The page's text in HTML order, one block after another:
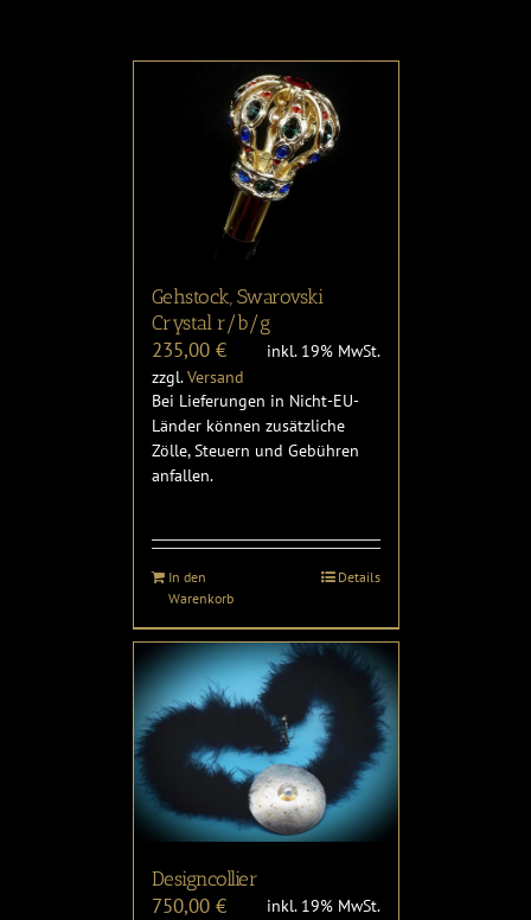
Gehstock, Swarovski
Crystal r/b/g
235,00 €
inkl. 19% MwSt.
zzgl.Versand
Bei Lieferungen in Nicht-EU-
Länder können zusätzliche
Zölle, Steuern und Gebühren
anfallen.
In den
Warenkorb
Details
Designcollier
750,00 €
inkl. 19% MwSt.